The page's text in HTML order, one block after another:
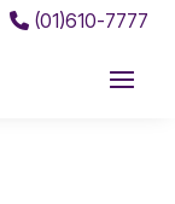
(01)610-7777